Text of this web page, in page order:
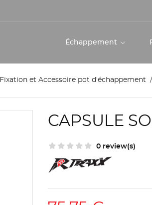
Échappement
Fixation et Accessoire pot d'échappement
CAPSULE
0 review(s)